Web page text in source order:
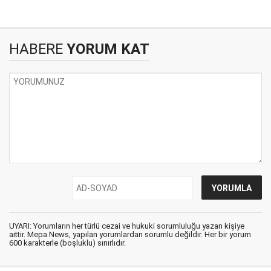
HABERE YORUM KAT
UYARI: Yorumların her türlü cezai ve hukuki sorumluluğu yazan kişiye
aittir. Mepa News, yapılan yorumlardan sorumlu değildir. Her bir yorum
600 karakterle (boşluklu) sınırlıdır.